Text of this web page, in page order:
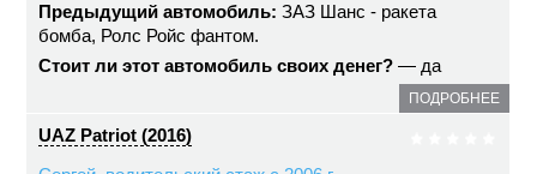
Предыдущий автомобиль: ЗАЗ Шанс - ракета
бомба, Ролс Ройс фантом.
Стоит ли этот автомобиль своих денег? — да
ПОДРОБНЕЕ
UAZ Patriot (2016)